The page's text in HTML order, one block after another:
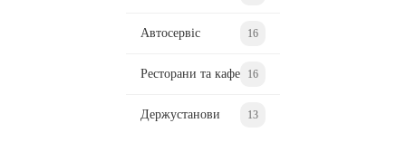
Автосервіс 16
Ресторани та кафе 16
Держустанови 13